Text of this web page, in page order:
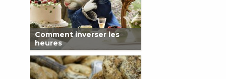
Comment inverser les
heures